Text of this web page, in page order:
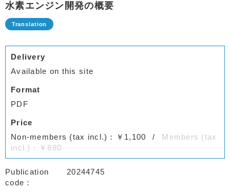
水素エンジン開発の概要
Delivery
Available on this site
Format
PDF
Price
Non-members (tax incl.)：￥1,100
Members (tax
incl.)：￥880
Publication
code
20244745